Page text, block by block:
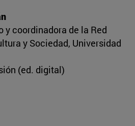
y coordinadora de la Red
y Sociedad, Universidad
(ed. digital)